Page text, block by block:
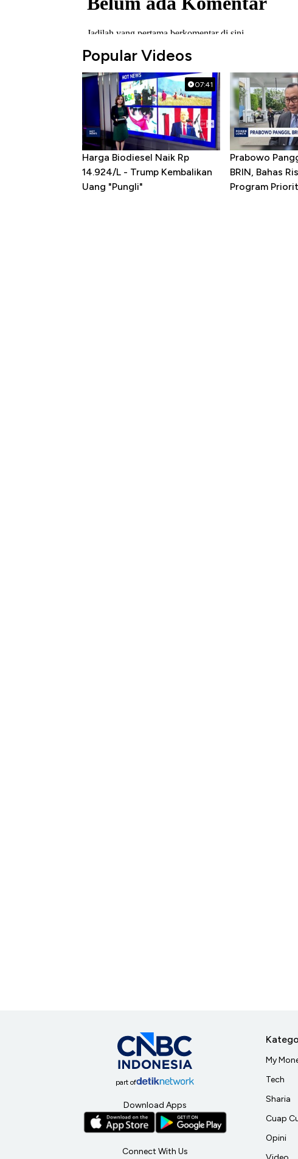
Popular Videos
07:41
Harga Biodiesel Naik Rp
14.924/L - Trump Kembalikan
Uang "Pungli"
Prabowo
BRIN, Bahas
Program
part of
Download Apps
Connect With Us
My
Tech
Sharia
Cuap
Opini